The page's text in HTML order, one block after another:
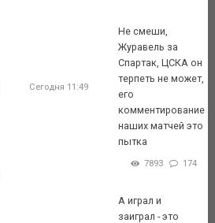
Сегодня 11:49
Не смеши,
Журавель за
Спартак, ЦСКА он
терпеть не может,
его
комментирование
наших матчей это
пытка
7893 174
А играл и
заиграл - это